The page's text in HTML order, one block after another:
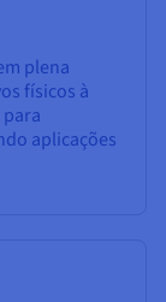
plena
físicos à
aplicações